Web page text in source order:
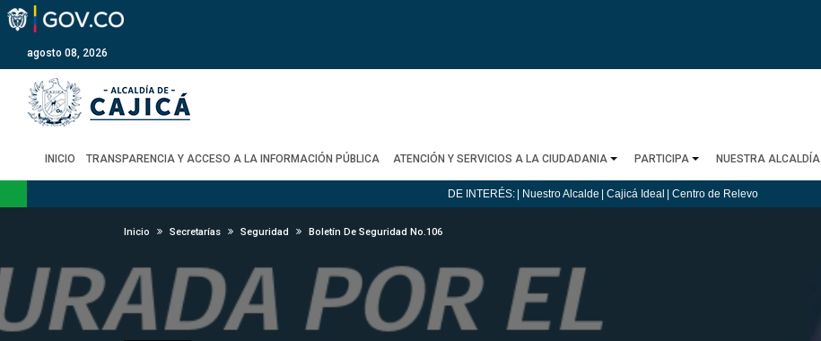
agosto 08, 2026
INICIO TRANSPARENCIA Y ACCESO A LA INFORMACIÓN PÚBLICA ATENCIÓN Y SERVICIOS A LA CIUDADANIA PARTICIPA NUESTRA ALCALDÍA
DE INTERÉS: | Nuestro Alcalde | Cajicá Ideal | Centro de Relevo
Inicio Secretarías Seguridad Boletín De Seguridad No.106